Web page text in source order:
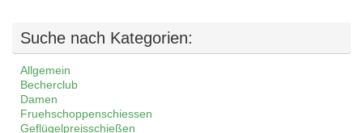
Suche nach Kategorien:
Allgemein
Becherclub
Damen
Fruehschoppenschiessen
Geflügelpreisschießen